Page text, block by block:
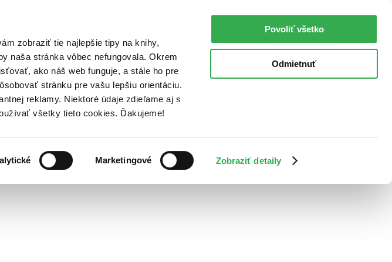
zobraziť tie najlepšie tipy na knihy,
naša stránka vôbec nefungovala. Okrem
ako náš web funguje, a stále ho pre
stránku pre vašu lepšiu orientáciu.
reklamy. Niektoré údaje zdieľame aj s
všetky tieto cookies. Ďakujeme!
Marketingové Zobraziť detaily
Povoliť všetko
Odmietnuť